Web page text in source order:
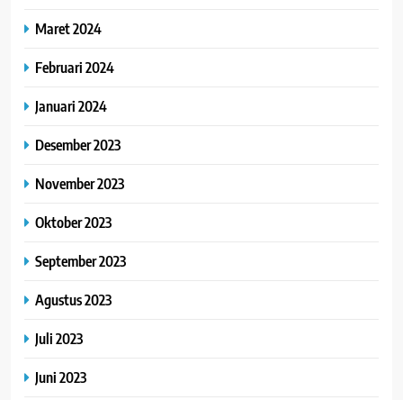
Maret 2024
Februari 2024
Januari 2024
Desember 2023
November 2023
Oktober 2023
September 2023
Agustus 2023
Juli 2023
Juni 2023